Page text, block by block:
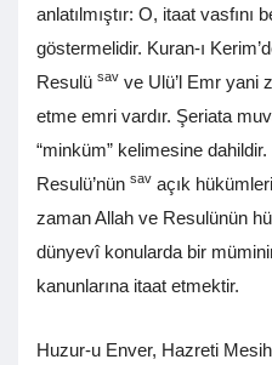
anlatılmıştır: O, itaat vasfını
göstermelidir. Kuran-ı
Resulü sav ve Ulü’l Emr yani
etme emri vardır. Şeriata
“minküm” kelimesine
Resulü’nün sav açık
zaman Allah ve Resulünün
dünyevî konularda bir
kanunlarına itaat etmektir.
Huzur-u Enver, Hazreti